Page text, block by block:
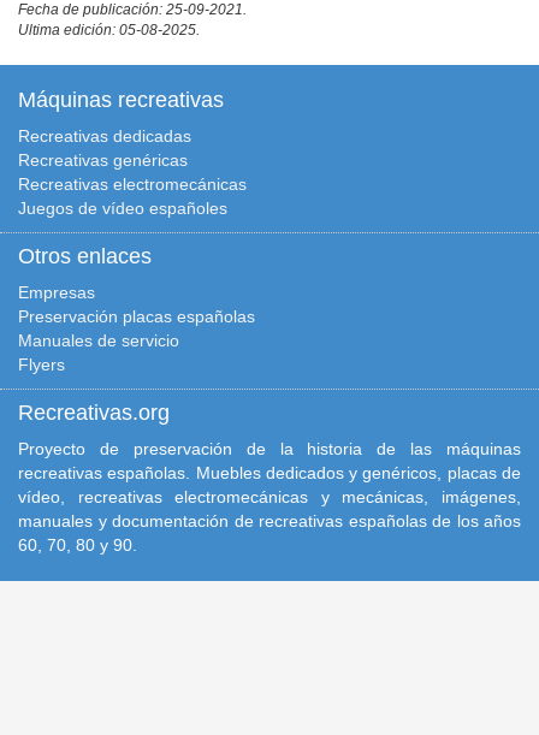
Fecha de publicación: 25-09-2021.
Ultima edición: 05-08-2025.
Máquinas recreativas
Recreativas dedicadas
Recreativas genéricas
Recreativas electromecánicas
Juegos de vídeo españoles
Otros enlaces
Empresas
Preservación placas españolas
Manuales de servicio
Flyers
Recreativas.org
Proyecto de preservación de la historia de las máquinas
recreativas españolas. Muebles dedicados y genéricos, placas de
vídeo, recreativas electromecánicas y mecánicas, imágenes,
manuales y documentación de recreativas españolas de los años
60, 70, 80 y 90.